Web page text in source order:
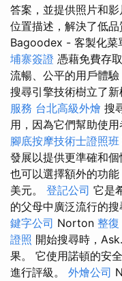
答案，並提供照片和
位置描述，解決了低品
Bagoodex - 客製化菜
埔寨簽證 憑藉免費存
流暢、公平的用戶體
搜尋引擎技術樹立了新
服務 台北高級外燴 搜
用，因為它們幫助使
腳底按摩技術士證照班
發展以提供更準確和
也可以選擇額外的功能
美元。 登記公司 它是
的父母中廣泛流行的搜
鍵字公司 Norton 整復
證照 開始搜尋時，
果。 它使用諾頓的安
進行評級。 外燴公司